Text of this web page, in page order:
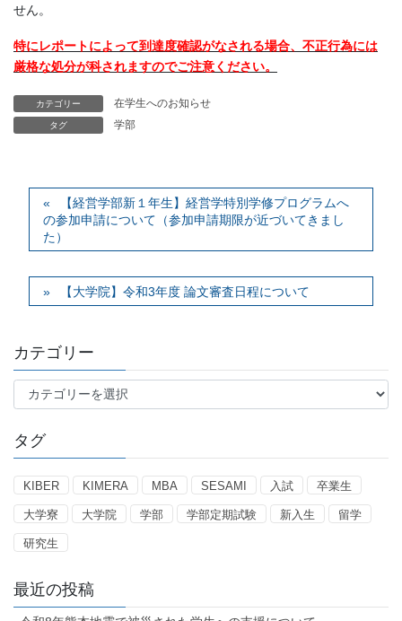
せん。
特にレポートによって到達度確認がなされる場合、不正行為には
厳格な処分が科されますのでご注意ください。
カテゴリー 在学生へのお知らせ
タグ 学部
【経営学部新１年生】経営学特別学修プログラムへ
の参加申請について（参加申請期限が近づいてきまし
た）
【大学院】令和3年度 論文審査日程について
カテゴリー
テ
リ
ー
タグ
KIBER KIMERA MBA SESAMI 入試 卒業生
大学寮 大学院 学部 学部定期試験 新入生 留学
研究生
最近の投稿